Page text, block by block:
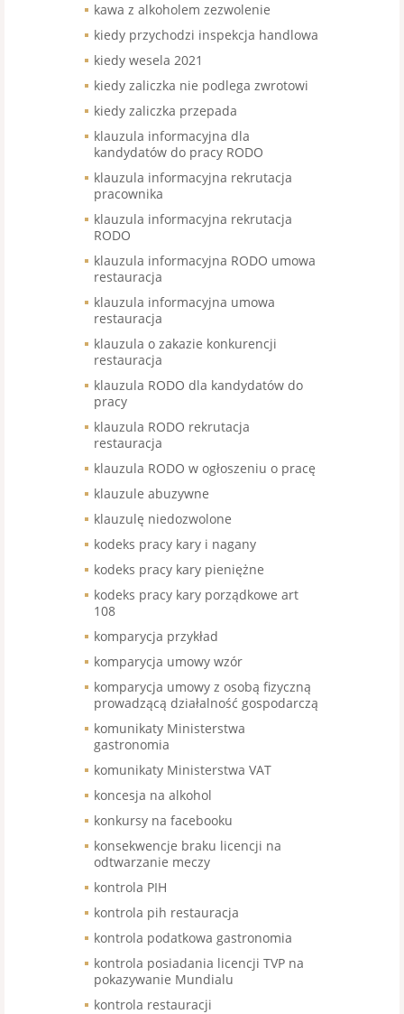
kawa z alkoholem zezwolenie
kiedy przychodzi inspekcja handlowa
kiedy wesela 2021
kiedy zaliczka nie podlega zwrotowi
kiedy zaliczka przepada
klauzula informacyjna dla
kandydatów do pracy RODO
klauzula informacyjna rekrutacja
pracownika
klauzula informacyjna rekrutacja
RODO
klauzula informacyjna RODO umowa
restauracja
klauzula informacyjna umowa
restauracja
klauzula o zakazie konkurencji
restauracja
klauzula RODO dla kandydatów do
pracy
klauzula RODO rekrutacja
restauracja
klauzula RODO w ogłoszeniu o pracę
klauzule abuzywne
klauzulę niedozwolone
kodeks pracy kary i nagany
kodeks pracy kary pieniężne
kodeks pracy kary porządkowe art
108
komparycja przykład
komparycja umowy wzór
komparycja umowy z osobą fizyczną
prowadzącą działalność gospodarczą
komunikaty Ministerstwa
gastronomia
komunikaty Ministerstwa VAT
koncesja na alkohol
konkursy na facebooku
konsekwencje braku licencji na
odtwarzanie meczy
kontrola PIH
kontrola pih restauracja
kontrola podatkowa gastronomia
kontrola posiadania licencji TVP na
pokazywanie Mundialu
kontrola restauracji